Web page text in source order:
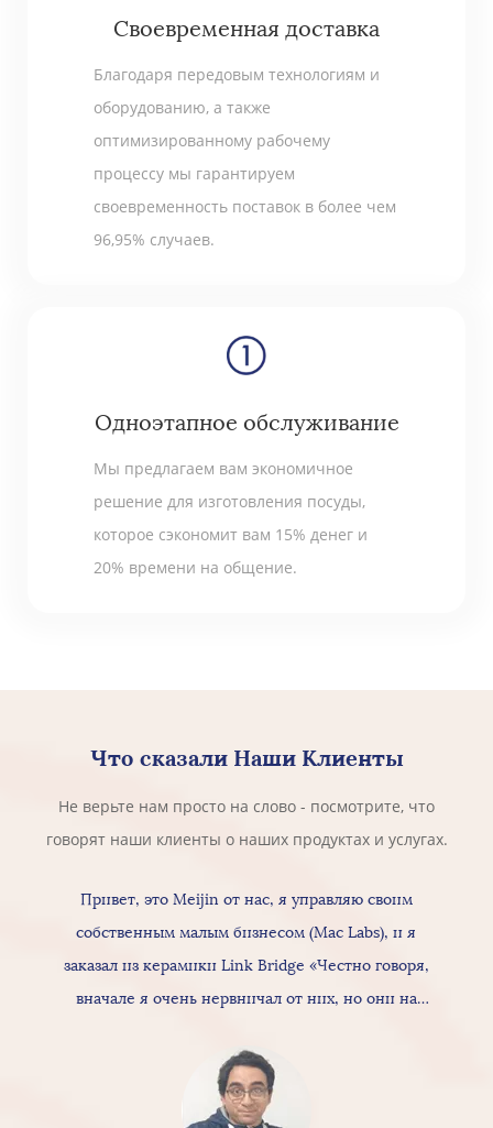
Своевременная доставка
Благодаря передовым технологиям и
оборудованию, а также
оптимизированному рабочему
процессу мы гарантируем
своевременность поставок в более чем
96,95% случаев.
Одноэтапное обслуживание
Мы предлагаем вам экономичное
решение для изготовления посуды,
которое сэкономит вам 15% денег и
20% времени на общение.
Что сказали Наши Клиенты
Не верьте нам просто на слово - посмотрите, что
говорят наши клиенты о наших продуктах и услугах.
Привет, это Meijin от нас, я управляю своим
собственным малым бизнесом (Mac Labs), и я
заказал из керамики Link Bridge «Честно говоря,
вначале я очень нервничал от них, но они на
хорошие продукты и услуги, так как для самой
керамики есть хорошая текстура удивительное